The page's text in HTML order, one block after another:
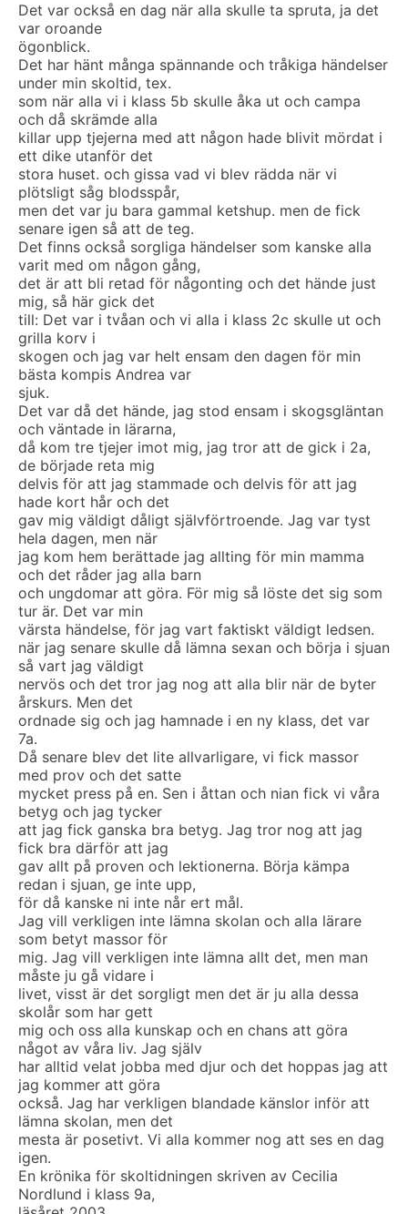
Det var också en dag när alla skulle ta spruta, ja det
var oroande
ögonblick.
Det har hänt många spännande och tråkiga händelser
under min skoltid, tex.
som när alla vi i klass 5b skulle åka ut och campa
och då skrämde alla
killar upp tjejerna med att någon hade blivit mördat i
ett dike utanför det
stora huset. och gissa vad vi blev rädda när vi
plötsligt såg blodsspår,
men det var ju bara gammal ketshup. men de fick
senare igen så att de teg.
Det finns också sorgliga händelser som kanske alla
varit med om någon gång,
det är att bli retad för någonting och det hände just
mig, så här gick det
till: Det var i tvåan och vi alla i klass 2c skulle ut och
grilla korv i
skogen och jag var helt ensam den dagen för min
bästa kompis Andrea var
sjuk.
Det var då det hände, jag stod ensam i skogsgläntan
och väntade in lärarna,
då kom tre tjejer imot mig, jag tror att de gick i 2a,
de började reta mig
delvis för att jag stammade och delvis för att jag
hade kort hår och det
gav mig väldigt dåligt självförtroende. Jag var tyst
hela dagen, men när
jag kom hem berättade jag allting för min mamma
och det råder jag alla barn
och ungdomar att göra. För mig så löste det sig som
tur är. Det var min
värsta händelse, för jag vart faktiskt väldigt ledsen.
när jag senare skulle då lämna sexan och börja i sjuan
så vart jag väldigt
nervös och det tror jag nog att alla blir när de byter
årskurs. Men det
ordnade sig och jag hamnade i en ny klass, det var
7a.
Då senare blev det lite allvarligare, vi fick massor
med prov och det satte
mycket press på en. Sen i åttan och nian fick vi våra
betyg och jag tycker
att jag fick ganska bra betyg. Jag tror nog att jag
fick bra därför att jag
gav allt på proven och lektionerna. Börja kämpa
redan i sjuan, ge inte upp,
för då kanske ni inte når ert mål.
Jag vill verkligen inte lämna skolan och alla lärare
som betyt massor för
mig. Jag vill verkligen inte lämna allt det, men man
måste ju gå vidare i
livet, visst är det sorgligt men det är ju alla dessa
skolår som har gett
mig och oss alla kunskap och en chans att göra
något av våra liv. Jag själv
har alltid velat jobba med djur och det hoppas jag att
jag kommer att göra
också. Jag har verkligen blandade känslor inför att
lämna skolan, men det
mesta är posetivt. Vi alla kommer nog att ses en dag
igen.
En krönika för skoltidningen skriven av Cecilia
Nordlund i klass 9a,